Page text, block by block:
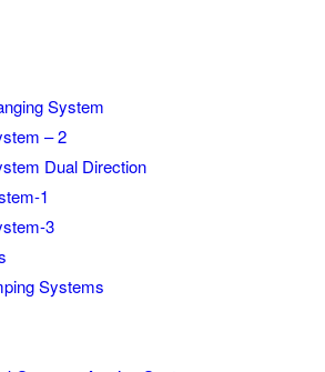
System
– 2
Dual Direction
1
3
Systems